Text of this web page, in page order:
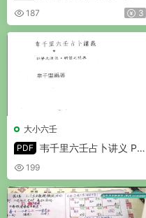
册 187 3
大小六壬
PDF 韦千里六壬占卜讲义 PD
F 101页 免费分享
199